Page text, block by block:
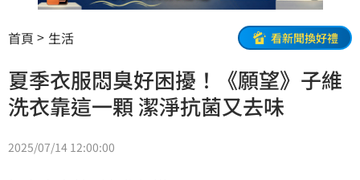
首頁 生活 看新聞換好禮
夏季衣服悶臭好困擾！《願望》子維
洗衣靠這一顆 潔淨抗菌又去味
2025/07/14 12:00:00